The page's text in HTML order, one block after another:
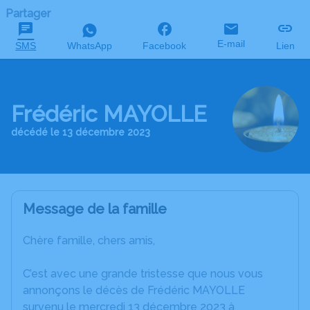
Partager
SMS WhatsApp Facebook E-mail Lien
Frédéric MAYOLLE
décédé le 13 décembre 2023
Message de la famille
Chère famille, chers amis,
C’est avec une grande tristesse que nous vous
annonçons le décès de Frédéric MAYOLLE
survenu le mercredi 13 décembre 2023 à